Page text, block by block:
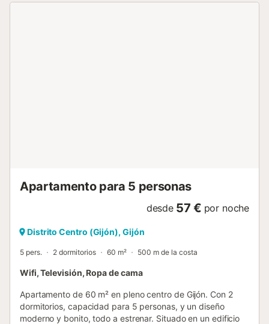
Apartamento para 5 personas
desde 57 € por noche
Distrito Centro (Gijón), Gijón
5 pers. 2 dormitorios 60 m² 500 m de la costa
Wifi, Televisión, Ropa de cama
Apartamento de 60 m² en pleno centro de Gijón. Con 2
dormitorios, capacidad para 5 personas, y un diseño
moderno y bonito, todo a estrenar. Situado en un edificio